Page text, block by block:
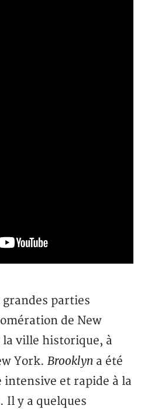
grandes parties
de New
la ville historique, à
York.Brooklyn a été
intensive et rapide à la
Il y a quelques